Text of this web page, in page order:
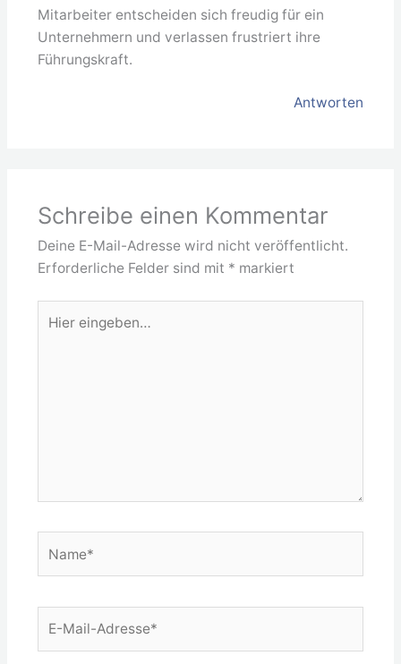
Mitarbeiter entscheiden sich freudig für ein
Unternehmern und verlassen frustriert ihre
Führungskraft.
Antworten
Schreibe einen Kommentar
Deine E-Mail-Adresse wird nicht veröffentlicht.
Erforderliche Felder sind mit * markiert
eingeben…
Mail-